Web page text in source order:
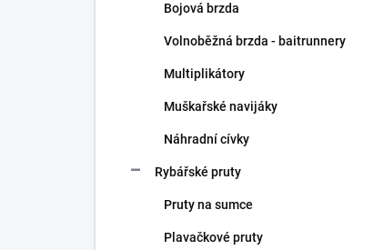
Bojová brzda
Volnoběžná brzda - baitrunnery
Multiplikátory
Muškařské navijáky
Náhradní cívky
Rybářské pruty
Pruty na sumce
Plavačkové pruty